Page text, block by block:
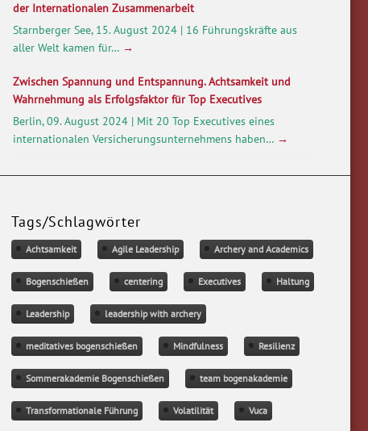
der Internationalen Zusammenarbeit
Starnberger See, 15. August 2024 | 16 Führungskräfte aus
aller Welt kamen für… →
Zwischen Spannung und Entspannung. Achtsamkeit und
Wahrnehmung als Erfolgsfaktor für Top Executives
Berlin, 09. August 2024 | Mit 20 Top Executives eines
internationalen Versicherungsunternehmens haben… →
Tags/Schlagwörter
Achtsamkeit Agile Leadership Archery and Academics
Bogenschießen centering Executives Haltung
Leadership leadership with archery
meditatives bogenschießen Mindfulness Resilienz
Sommerakademie Bogenschießen team bogenakademie
Transformationale Führung Volatilität Vuca